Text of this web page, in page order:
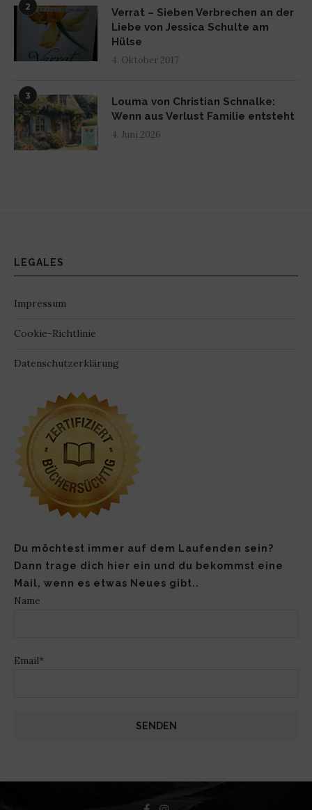
2
Verrat – Sieben Verbrechen an der
Liebe von Jessica Schulte am
Hülse
4. Oktober 2017
3
Louma von Christian Schnalke:
Wenn aus Verlust Familie entsteht
4. Juni 2026
LEGALES
Impressum
Cookie-Richtlinie
Datenschutzerklärung
Du möchtest immer auf dem Laufenden sein?
Dann trage dich hier ein und du bekommst eine
Mail, wenn es etwas Neues gibt..
Name
Email*